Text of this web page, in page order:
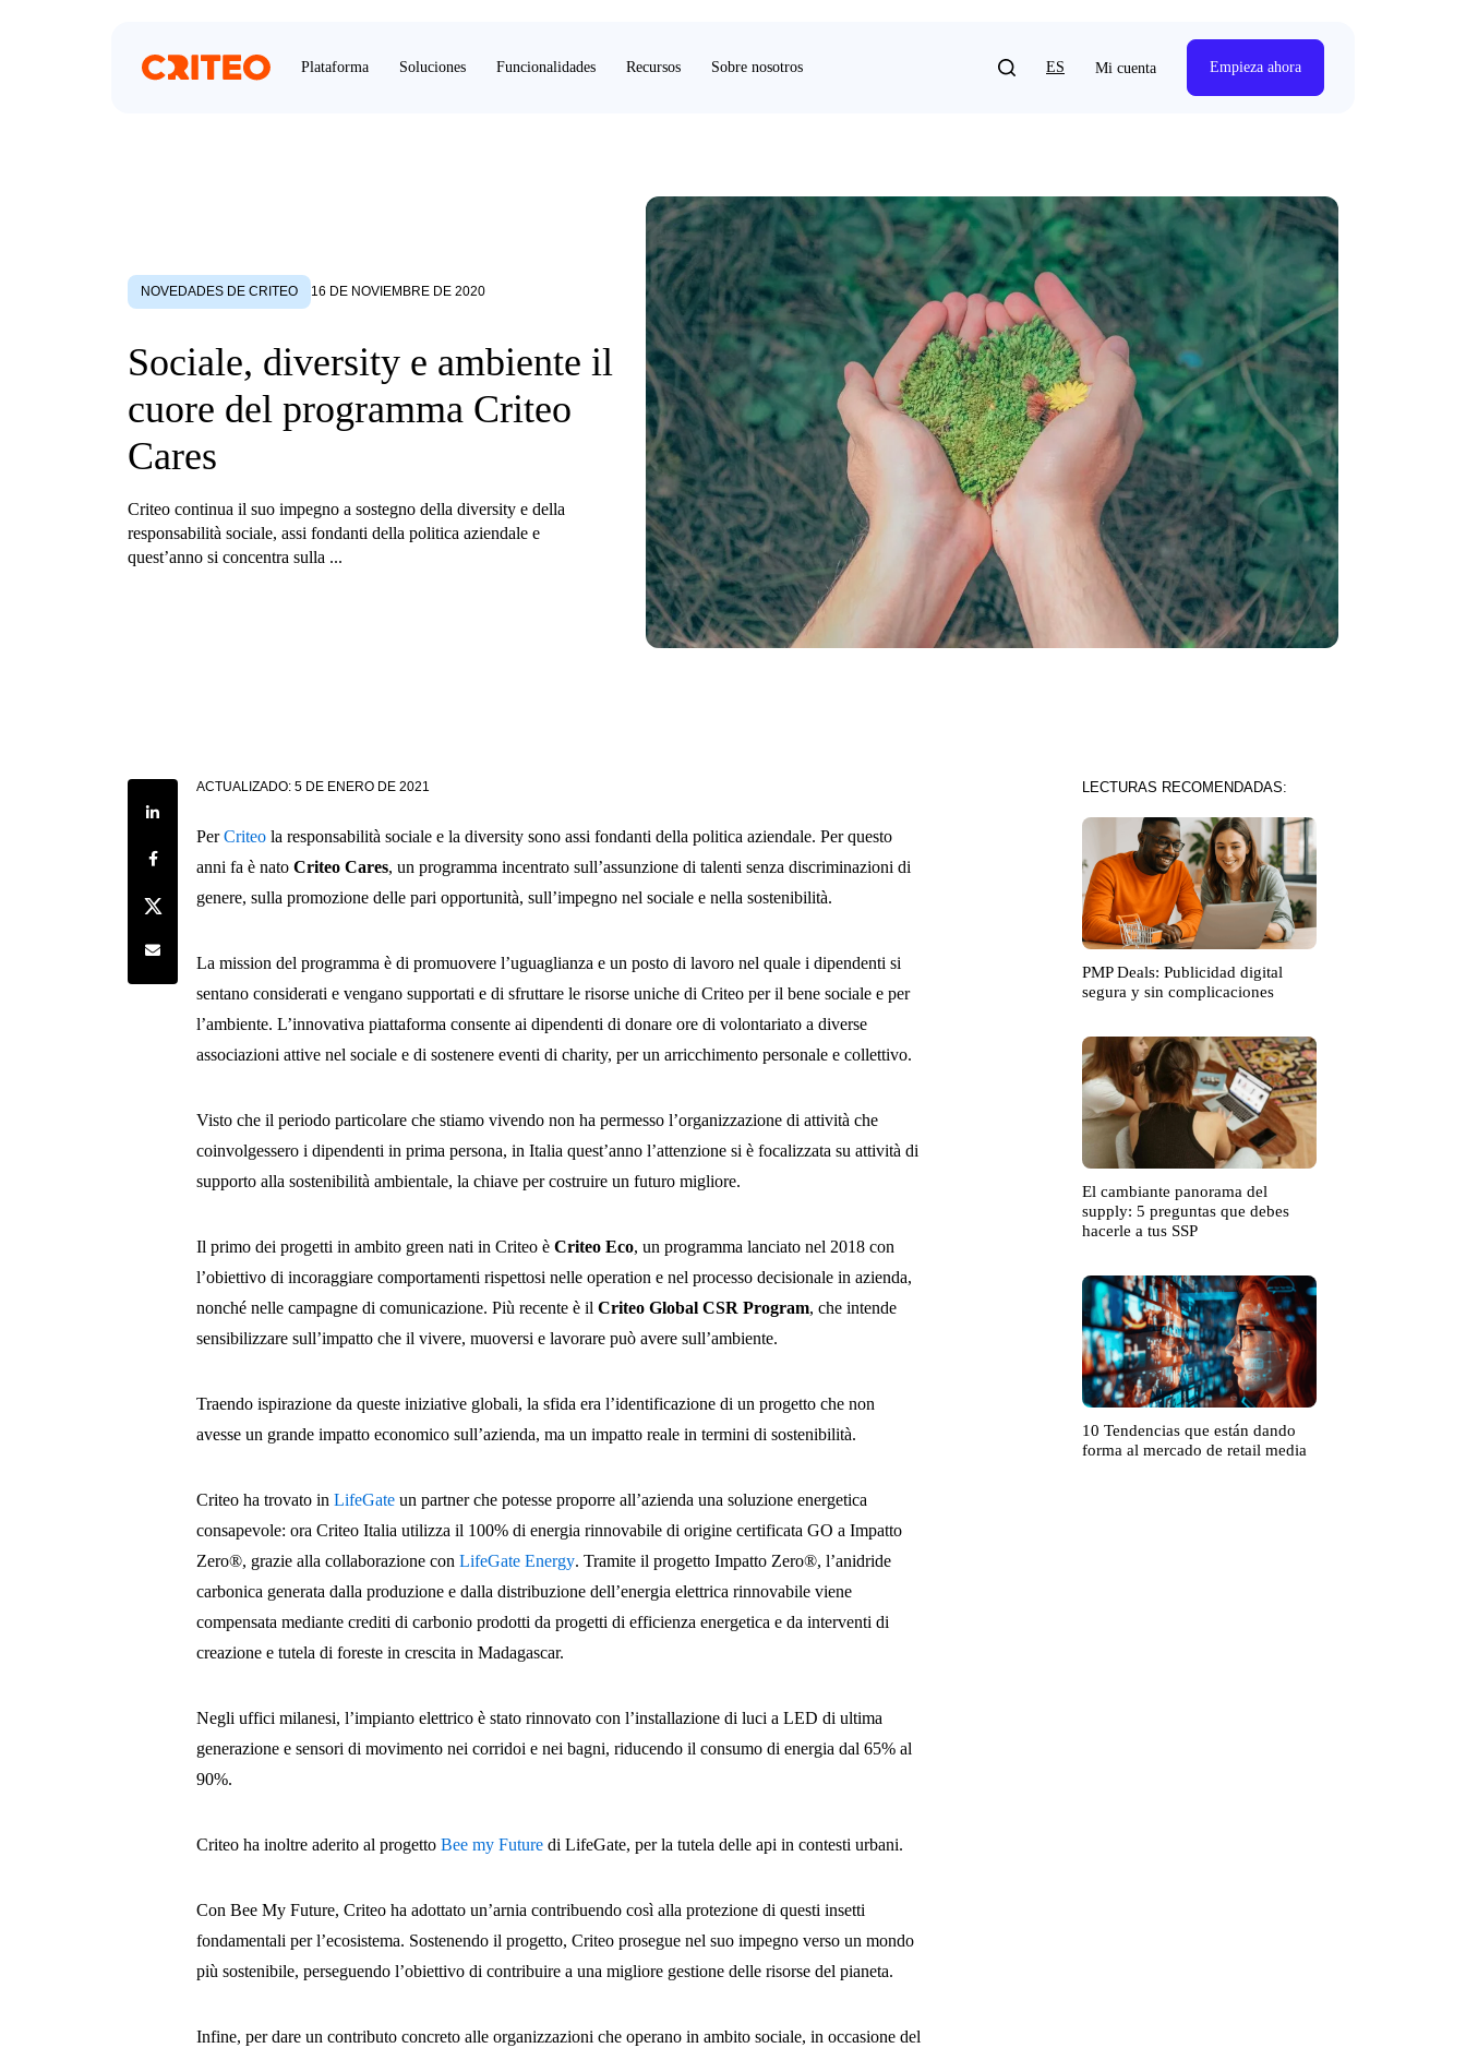
Plataforma Soluciones Funcionalidades Recursos Sobre nosotros ES Mi cuenta Empieza ahora
NOVEDADES DE CRITEO 16 DE NOVIEMBRE DE 2020
Sociale, diversity e ambiente il
cuore del programma Criteo
Cares
Criteo continua il suo impegno a sostegno della diversity e della
responsabilità sociale, assi fondanti della politica aziendale e
quest’anno si concentra sulla ...
Share on LinkedIn
Share on Facebook
Share on Twitter
Share by e-mail
ACTUALIZADO: 5 DE ENERO DE 2021
PerCriteo la responsabilità sociale e la diversity sono assi fondanti della politica aziendale. Per questo
anni fa è natoCriteo Cares, un programma incentrato sull’assunzione di talenti senza discriminazioni di
genere, sulla promozione delle pari opportunità, sull’impegno nel sociale e nella sostenibilità.
La mission del programma è di promuovere l’uguaglianza e un posto di lavoro nel quale i dipendenti si
sentano considerati e vengano supportati e di sfruttare le risorse uniche di Criteo per il bene sociale e per
l’ambiente. L’innovativa piattaforma consente ai dipendenti di donare ore di volontariato a diverse
associazioni attive nel sociale e di sostenere eventi di charity, per un arricchimento personale e collettivo.
Visto che il periodo particolare che stiamo vivendo non ha permesso l’organizzazione di attività che
coinvolgessero i dipendenti in prima persona, in Italia quest’anno l’attenzione si è focalizzata su attività di
supporto alla sostenibilità ambientale, la chiave per costruire un futuro migliore.
Il primo dei progetti in ambito green nati in Criteo èCriteo Eco, un programma lanciato nel 2018 con
l’obiettivo di incoraggiare comportamenti rispettosi nelle operation e nel processo decisionale in azienda,
nonché nelle campagne di comunicazione. Più recente è ilCriteo Global CSR Program, che intende
sensibilizzare sull’impatto che il vivere, muoversi e lavorare può avere sull’ambiente.
Traendo ispirazione da queste iniziative globali, la sfida era l’identificazione di un progetto che non
avesse un grande impatto economico sull’azienda, ma un impatto reale in termini di sostenibilità.
Criteo ha trovato inLifeGate un partner che potesse proporre all’azienda una soluzione energetica
consapevole: ora Criteo Italia utilizza il 100% di energia rinnovabile di origine certificata GO a Impatto
Zero®, grazie alla collaborazione conLifeGate Energy. Tramite il progetto Impatto Zero®, l’anidride
carbonica generata dalla produzione e dalla distribuzione dell’energia elettrica rinnovabile viene
compensata mediante crediti di carbonio prodotti da progetti di efficienza energetica e da interventi di
creazione e tutela di foreste in crescita in Madagascar.
Negli uffici milanesi, l’impianto elettrico è stato rinnovato con l’installazione di luci a LED di ultima
generazione e sensori di movimento nei corridoi e nei bagni, riducendo il consumo di energia dal 65% al
90%.
Criteo ha inoltre aderito al progettoBee my Future di LifeGate, per la tutela delle api in contesti urbani.
Con Bee My Future, Criteo ha adottato un’arnia contribuendo così alla protezione di questi insetti
fondamentali per l’ecosistema. Sostenendo il progetto, Criteo prosegue nel suo impegno verso un mondo
più sostenibile, perseguendo l’obiettivo di contribuire a una migliore gestione delle risorse del pianeta.
Infine, per dare un contributo concreto alle organizzazioni che operano in ambito sociale, in occasione del
LECTURAS RECOMENDADAS:
PMP Deals: Publicidad digital
segura y sin complicaciones
El cambiante panorama del
supply: 5 preguntas que debes
hacerle a tus SSP
10 Tendencias que están dando
forma al mercado de retail media